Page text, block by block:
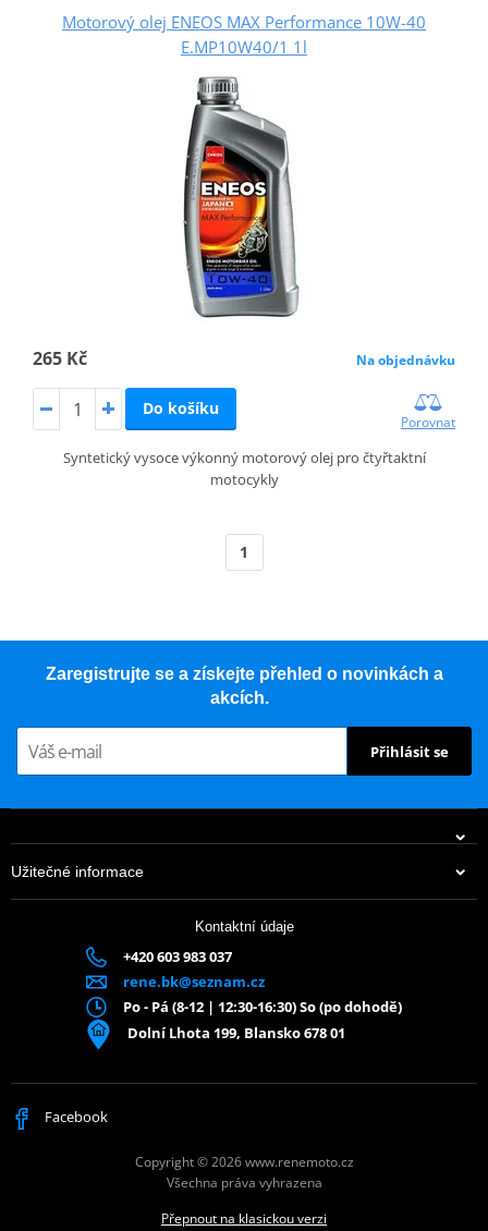
Motorový olej ENEOS MAX Performance 10W-40
E.MP10W40/1 1l
265 Kč Na objednávku
Do košíku
Porovnat
Syntetický vysoce výkonný motorový olej pro čtyřtaktní
motocykly
1
Zaregistrujte se a získejte přehled o novinkách a
akcích.
Přihlásit se
Užitečné informace
Kontaktní údaje
+420 603 983 037
rene.bk@seznam.cz
Po - Pá (8-12 | 12:30-16:30) So (po dohodě)
Dolní Lhota 199, Blansko 678 01
Facebook
Copyright © 2026 www.renemoto.cz
Všechna práva vyhrazena
Přepnout na klasickou verzi